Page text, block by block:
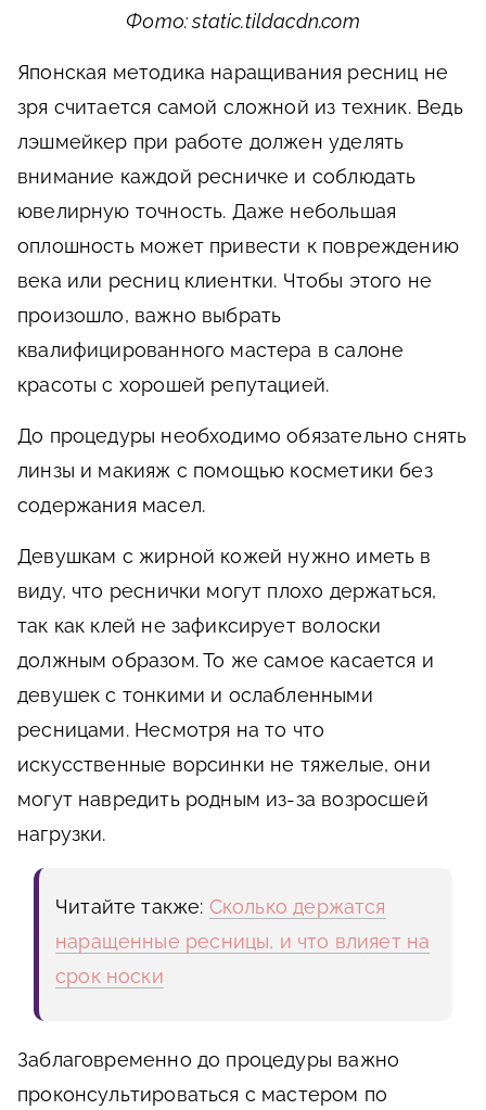
Фото: static.tildacdn.com
Японская методика наращивания ресниц не
зря считается самой сложной из техник. Ведь
лэшмейкер при работе должен уделять
внимание каждой ресничке и соблюдать
ювелирную точность. Даже небольшая
оплошность может привести к повреждению
века или ресниц клиентки. Чтобы этого не
произошло, важно выбрать
квалифицированного мастера в салоне
красоты с хорошей репутацией.
До процедуры необходимо обязательно снять
линзы и макияж с помощью косметики без
содержания масел.
Девушкам с жирной кожей нужно иметь в
виду, что реснички могут плохо держаться,
так как клей не зафиксирует волоски
должным образом. То же самое касается и
девушек с тонкими и ослабленными
ресницами. Несмотря на то что
искусственные ворсинки не тяжелые, они
могут навредить родным из-за возросшей
нагрузки.
Читайте также: Сколько держатся
наращенные ресницы, и что влияет на
срок носки
Заблаговременно до процедуры важно
проконсультироваться с мастером по